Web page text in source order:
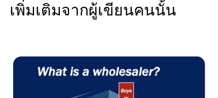
เพิ่มเติมจากผู้เขียนคนนั้น